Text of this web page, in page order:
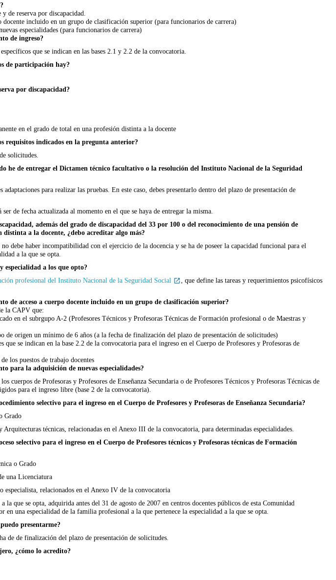
de reserva por discapacidad.
docente incluido en un grupo de clasificación superior (para funcionarios de carrera)
especialidades (para funcionarios de carrera)
de ingreso?
que se indican en las bases 2.1 y 2.2 de la convocatoria.
de participación hay?
por discapacidad?
en el grado de total en una profesión distinta a la docente
requisitos indicados en la pregunta anterior?
solicitudes.
he de entregar el Dictamen técnico facultativo o la resolución del Instituto Nacional de la Seguridad
para realizar las pruebas. En este caso, debes presentarlo dentro del plazo de presentación de
de fecha actualizada al momento en el que se haya de entregar la misma.
además del grado de discapacidad del 33 por 100 o del reconocimiento de una pensión de
a la docente, ¿debo acreditar algo más?
debe haber incompatibilidad con el ejercicio de la docencia y se ha de poseer la capacidad funcional para el
a la que se opta.
especialidad a los que opto?
profesional del Instituto Nacional de la Seguridad Social
, que define las tareas y requerimientos psicofísicos
de acceso a cuerpo docente incluido en un grupo de clasificación superior?
la CAPV que:
en el subrgupo A-2 (Profesores Técnicos y Profesoras Técnicas de Formación profesional o de Maestras y
de origen un mínimo de 6 años (a la fecha de finalización del plazo de presentación de solicitudes)
que se indican en la base 2.2 de la convocatoria para el ingreso en el Cuerpo de Profesores y Profesoras de
los puestos de trabajo docentes
para la adquisición de nuevas especialidades?
cuerpos de Profesoras y Profesores de Enseñanza Secundaria o de Profesores Técnicos y Profesoras Técnicas de
para el ingreso libre (base 2 de la convocatoria).
selectivo para el ingreso en el Cuerpo de Profesores y Profesoras de Enseñanza Secundaria?
Grado
técnicas, relacionadas en el Anexo III de la convocatoria, para determinadas especialidades.
selectivo para el ingreso en el Cuerpo de Profesores técnicos y Profesoras técnicas de Formación
o Grado
una Licenciatura
relacionados en el Anexo IV de la convocatoria
la que se opta, adquirida antes del 31 de agosto de 2007 en centros docentes públicos de esta Comunidad
una especialidad de la familia profesional a la que pertenece la especialidad a la que se opta.
presentarme?
de de finalización del plazo de presentación de solicitudes.
¿cómo lo acredito?